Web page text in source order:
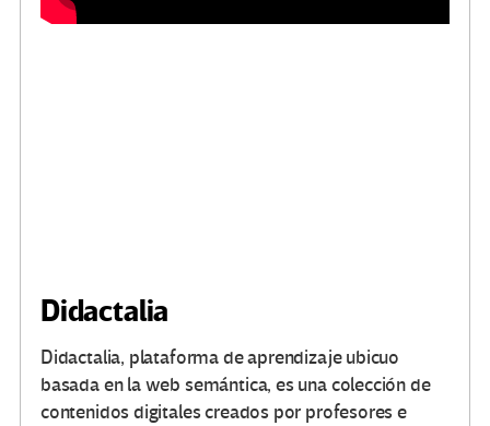
Didactalia
Didactalia, plataforma de aprendizaje ubicuo
basada en la web semántica, es una colección de
contenidos digitales creados por profesores e